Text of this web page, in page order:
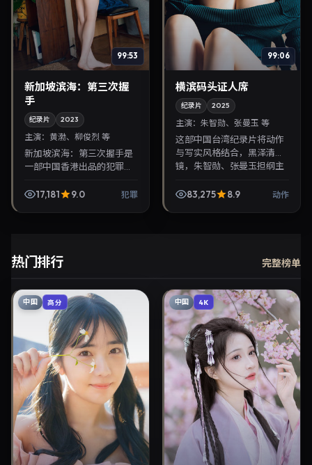
99:53
新加坡滨海：第三次握
手
纪录片 2023
主演： 黄渤、柳俊烈 等
新加坡滨海：第三次握手是
一部中国香港出品的犯罪纪
柳俊烈等主演，2023年2月
17,181 9.0 犯罪
99:06
横滨码头证人席
纪录片 2025
主演：朱智勋、张曼玉 等
这部中国台湾纪录片将动作
与写实风格结合，黑泽清掌
镜，朱智勋、张曼玉担纲主
面，对白精炼，适合晚间沉
83,275 8.9 动作
热门排行 完整榜单
中国 高分 中国 4K